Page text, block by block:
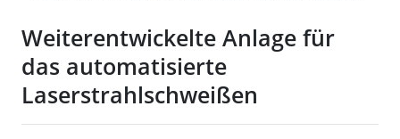
Weiterentwickelte Anlage für
das automatisierte
Laserstrahlschweißen